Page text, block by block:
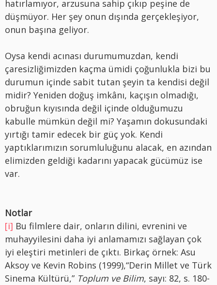
hatırlamıyor, arzusuna sahip çıkıp peşine de
düşmüyor. Her şey onun dışında gerçekleşiyor,
onun başına geliyor.
Oysa kendi acınası durumumuzdan, kendi
çaresizliğimizden kaçma ümidi çoğunlukla bizi bu
durumun içinde sabit tutan şeyin ta kendisi değil
midir? Yeniden doğuş imkânı, kaçışın olmadığı,
obruğun kıyısında değil içinde olduğumuzu
kabulle mümkün değil mi? Yaşamın dokusundaki
yırtığı tamir edecek bir güç yok. Kendi
yaptıklarımızın sorumluluğunu alacak, en azından
elimizden geldiği kadarını yapacak gücümüz ise
var.
Notlar
[i] Bu filmlere dair, onların dilini, evrenini ve
muhayyilesini daha iyi anlamamızı sağlayan çok
iyi eleştiri metinleri de çıktı. Birkaç örnek: Asu
Aksoy ve Kevin Robins (1999),“Derin Millet ve Türk
Sinema Kültürü,” Toplum ve Bilim, sayı: 82, s. 180-